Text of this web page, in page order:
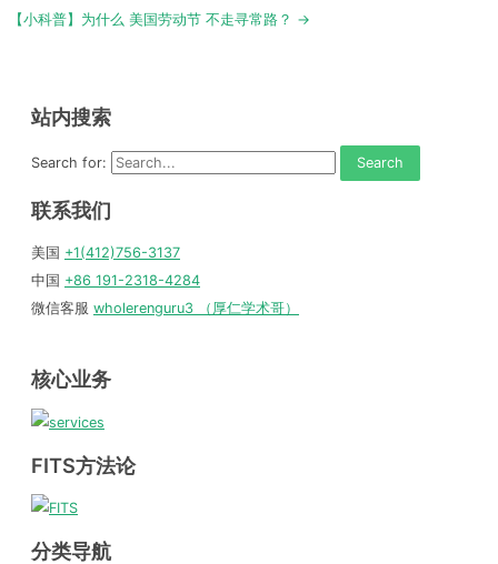
【小科普】为什么 美国劳动节 不走寻常路？ →
站内搜索
Search for:
联系我们
美国 +1(412)756-3137
中国 +86 191-2318-4284
微信客服 wholerenguru3 （厚仁学术哥）
核心业务
FITS方法论
分类导航